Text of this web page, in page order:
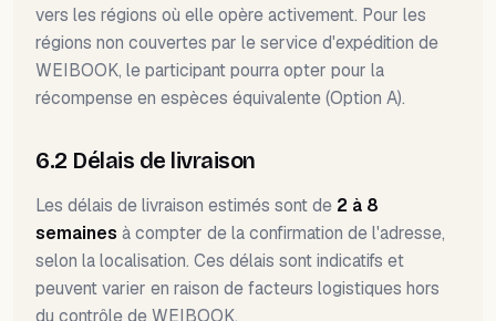
vers les régions où elle opère activement. Pour les
régions non couvertes par le service d'expédition de
WEIBOOK, le participant pourra opter pour la
récompense en espèces équivalente (Option A).
6.2 Délais de livraison
Les délais de livraison estimés sont de 2 à 8
semaines à compter de la confirmation de l'adresse,
selon la localisation. Ces délais sont indicatifs et
peuvent varier en raison de facteurs logistiques hors
du contrôle de WEIBOOK.